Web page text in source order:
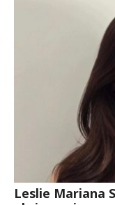
Leslie Mariana